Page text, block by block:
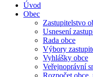
Úvod
Obec
Zastupitelstvo
Usnesení
Rada obce
Výbory
Vyhlášky obce
Veřejnoprávní
Rozpočet